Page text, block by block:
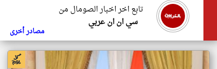
تابع اخر اخبار الصومال من
سي ان ان عربي
مصادر أخرى